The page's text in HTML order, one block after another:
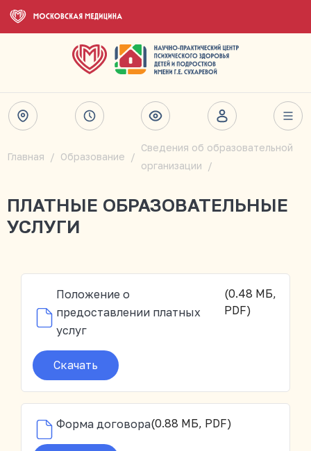
Главная Образование
Сведения об образовательной
организации
ПЛАТНЫЕ ОБРАЗОВАТЕЛЬНЫЕ
УСЛУГИ
Положение о
предоставлении платных
услуг
(0.48 МБ,
PDF)
Скачать
Форма договора(0.88 МБ, PDF)